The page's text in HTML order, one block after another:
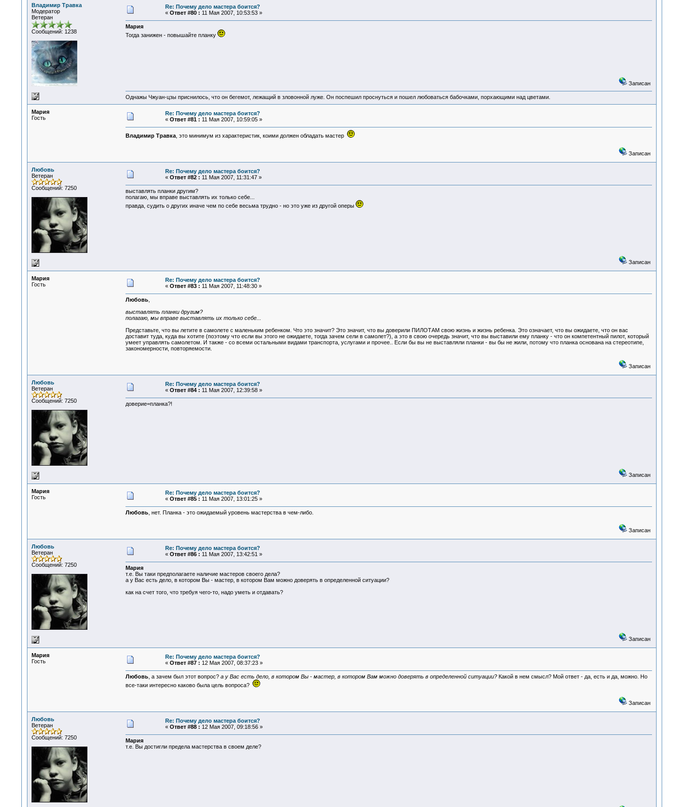
Владимир Травка
Модератор
Ветеран
Сообщений: 1238
Re: Почему дело мастера боится?
« Ответ #80 : 11 Мая 2007, 10:53:53 »
Мария
Тогда занижен - повышайте планку
Записан
Однажы Чжуан-цзы приснилось, что он бегемот, лежащий в зловонной луже. Он поспешил проснуться и пошел любоваться бабочками, порхающими над цветами.
Мария
Гость
Re: Почему дело мастера боится?
« Ответ #81 : 11 Мая 2007, 10:59:05 »
Владимир Травка, это минимум из характеристик, коими должен обладать мастер
Записан
Любовь
Ветеран
Сообщений: 7250
Re: Почему дело мастера боится?
« Ответ #82 : 11 Мая 2007, 11:31:47 »
выставлять планки другим?
полагаю, мы вправе выставлять их только себе...
правда, судить о других иначе чем по себе весьма трудно - но это уже из другой оперы
Записан
Мария
Гость
Re: Почему дело мастера боится?
« Ответ #83 : 11 Мая 2007, 11:48:30 »
Любовь,
выставлять планки другим?
полагаю, мы вправе выставлять их только себе...
Представьте, что вы летите в самолете с маленьким ребенком. Что это значит? Это значит, что вы доверили ПИЛОТАМ свою жизнь и жизнь ребенка. Это означает, что вы ожидаете, что он вас
доставит туда, куда вы хотите (поэтому что если вы этого не ожидаете, тогда зачем сели в самолет?), а это в свою очередь значит, что вы выставили ему планку - что он компетентный пилот, который
умеет управлять самолетом. И также - со всеми остальными видами транспорта, услугами и прочее.. Если бы вы не выставляли планки - вы бы не жили, потому что планка основана на стереотипе,
закономерности, повторяемости.
Записан
Любовь
Ветеран
Сообщений: 7250
Re: Почему дело мастера боится?
« Ответ #84 : 11 Мая 2007, 12:39:58 »
доверие=планка?!
Записан
Мария
Гость
Re: Почему дело мастера боится?
« Ответ #85 : 11 Мая 2007, 13:01:25 »
Любовь, нет. Планка - это ожидаемый уровень мастерства в чем-либо.
Записан
Любовь
Ветеран
Сообщений: 7250
Re: Почему дело мастера боится?
« Ответ #86 : 11 Мая 2007, 13:42:51 »
Мария
т.е. Вы таки предполагаете наличие мастеров своего дела?
а у Вас есть дело, в котором Вы - мастер, в котором Вам можно доверять в определенной ситуации?
как на счет того, что требуя чего-то, надо уметь и отдавать?
Записан
Мария
Гость
Re: Почему дело мастера боится?
« Ответ #87 : 12 Мая 2007, 08:37:23 »
Любовь, а зачем был этот вопрос? а у Вас есть дело, в котором Вы - мастер, в котором Вам можно доверять в определенной ситуации?Какой в нем смысл? Мой ответ - да, есть и да, можно. Но
все-таки интересно каково была цель вопроса?
Записан
Любовь
Ветеран
Сообщений: 7250
Re: Почему дело мастера боится?
« Ответ #88 : 12 Мая 2007, 09:18:56 »
Мария
т.е. Вы достигли предела мастерства в своем деле?